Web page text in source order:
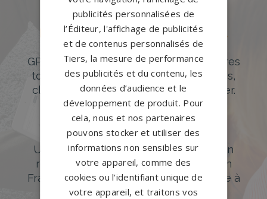
Des pierres tombales uniques et
originales
GPG Granit offre un large choix de pierres
tombales en granit de styles modernes,
classiques ou originales à personnaliser.
DÉCOUVREZ NOTRE CATALOGUE
Accompagnement sur-mesure
Un accompagnement sur mesure et un
réseau de 1200 partenaires partout en
France. Personnalisation avancée grâce à
notre configurateur 3D en ligne.
publicités personnalisées de
l’Éditeur, l'affichage de publicités
et de contenus personnalisés de
Tiers, la mesure de performance
des publicités et du contenu, les
données d’audience et le
développement de produit. Pour
cela, nous et nos partenaires
pouvons stocker et utiliser des
informations non sensibles sur
votre appareil, comme des
cookies ou l'identifiant unique de
votre appareil, et traitons vos